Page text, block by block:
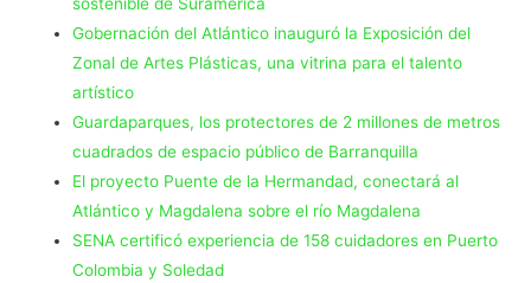
Gobernación del Atlántico inauguró la Exposición del
Zonal de Artes Plásticas, una vitrina para el talento
artístico
Guardaparques, los protectores de 2 millones de metros
cuadrados de espacio público de Barranquilla
El proyecto Puente de la Hermandad, conectará al
Atlántico y Magdalena sobre el río Magdalena
SENA certificó experiencia de 158 cuidadores en Puerto
Colombia y Soledad